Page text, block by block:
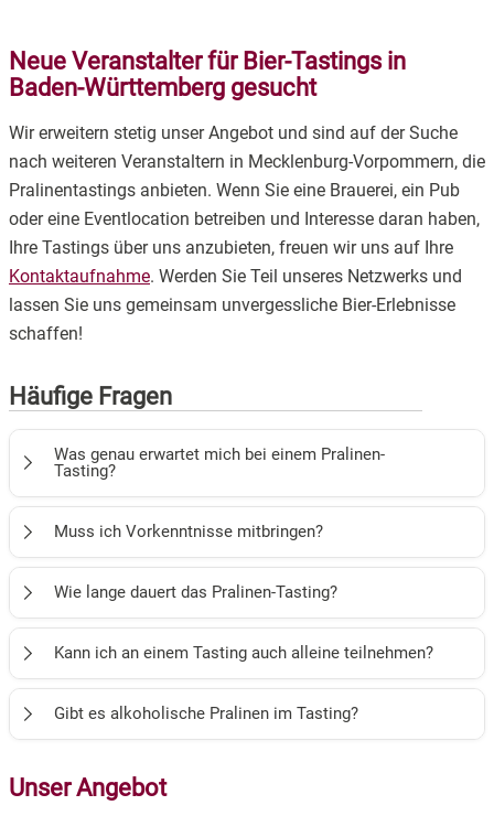
Neue Veranstalter für Bier-Tastings in
Baden-Württemberg gesucht
Wir erweitern stetig unser Angebot und sind auf der Suche
nach weiteren Veranstaltern in Mecklenburg-Vorpommern, die
Pralinentastings anbieten. Wenn Sie eine Brauerei, ein Pub
oder eine Eventlocation betreiben und Interesse daran haben,
Ihre Tastings über uns anzubieten, freuen wir uns auf Ihre
Kontaktaufnahme. Werden Sie Teil unseres Netzwerks und
lassen Sie uns gemeinsam unvergessliche Bier-Erlebnisse
schaffen!
Häufige Fragen
Was genau erwartet mich bei einem Pralinen-
Tasting?
verschiedene handgefertigte Pralinen probieren und mehr
erfahren.
Muss ich Vorkenntnisse mitbringen?
sowohl für Einsteigerinnen als auch für erfahrene
Wie lange dauert das Pralinen-Tasting?
etwa 4 bis 5 Stunden einplanen.
Kann ich an einem Tasting auch alleine teilnehmen?
sowohl für Einzelpersonen als auch für Paare und
Gibt es alkoholische Pralinen im Tasting?
werden auch stets Alternativen ohne Alkohol angeboten.
Unser Angebot